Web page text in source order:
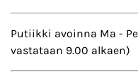
Putiikki avoinna Ma - Pe
vastataan 9.00 alkaen)